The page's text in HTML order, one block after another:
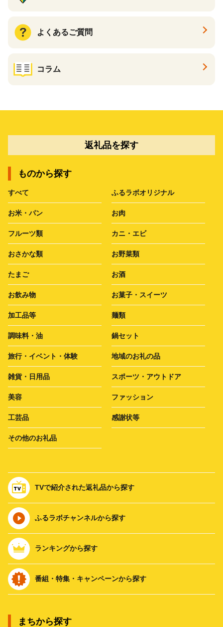
よくあるご質問
コラム
返礼品を探す
ものから探す
すべて ふるラボオリジナル
お米・パン お肉
フルーツ類 カニ・エビ
おさかな類 お野菜類
たまご お酒
お飲み物 お菓子・スイーツ
加工品等 麺類
調味料・油 鍋セット
旅行・イベント・体験 地域のお礼の品
雑貨・日用品 スポーツ・アウトドア
美容 ファッション
工芸品 感謝状等
その他のお礼品
TVで紹介された返礼品から探す
ふるラボチャンネルから探す
ランキングから探す
番組・特集・キャンペーンから探す
まちから探す